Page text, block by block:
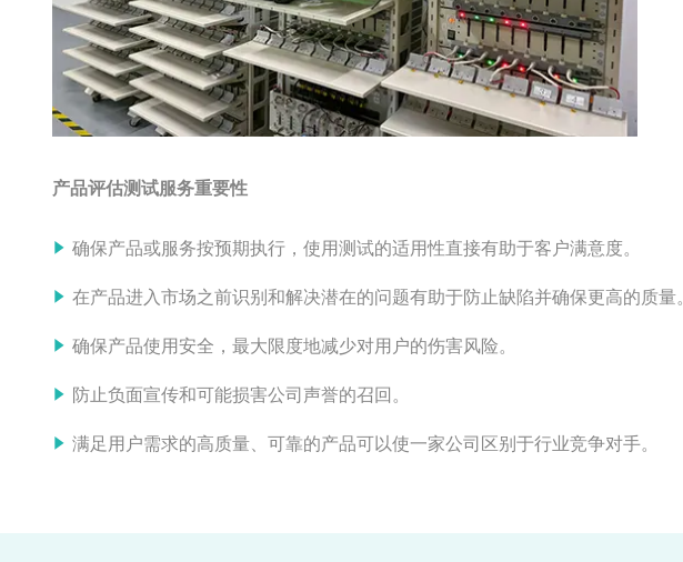
产品评估测试服务重要性
确保产品或服务按预期执行，使用测试的适用性直接有助于客户满意度。
在产品进入市场之前识别和解决潜在的问题有助于防止缺陷并确保更高的质量。
确保产品使用安全，最大限度地减少对用户的伤害风险。
防止负面宣传和可能损害公司声誉的召回。
满足用户需求的高质量、可靠的产品可以使一家公司区别于行业竞争对手。